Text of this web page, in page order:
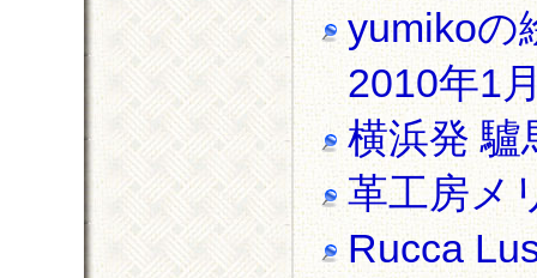
yumikoの
2010年1
横浜発 驢
革工房メ
Rucca